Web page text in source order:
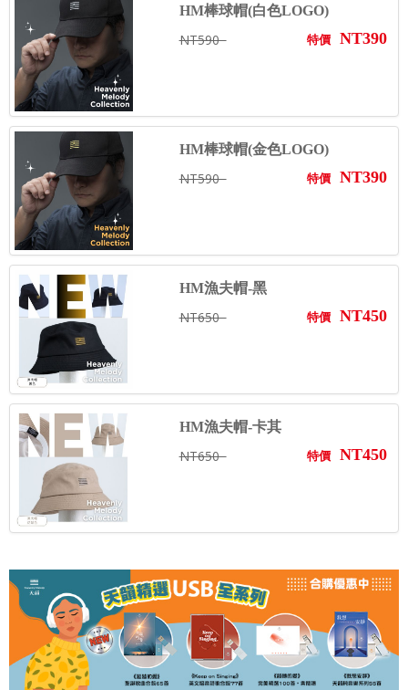
HM棒球帽(白色LOGO)
NT590 特價 NT390
HM棒球帽(金色LOGO)
NT590 特價 NT390
HM漁夫帽-黑
NT650 特價 NT450
HM漁夫帽-卡其
NT650 特價 NT450